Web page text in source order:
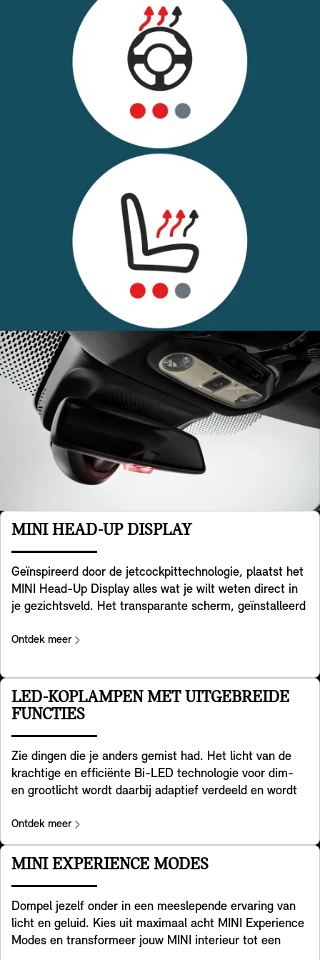
MINI HEAD-UP DISPLAY
Geïnspireerd door de jetcockpittechnologie, plaatst het
MINI Head-Up Display alles wat je wilt weten direct in
je gezichtsveld. Het transparante scherm, geïnstalleerd
rijsnelheid, kaarten, rijhulpfuncties en
een uitstekende beeldkwaliteit, zelfs in helder verlichte
omgevingen. JE kunt de hoogte en helderheid
eenvoudig aanpassen en de weergegeven informatie
kunt genieten van een consistente en holistische
ervaring – en volledig in beeld blijft.
Ontdek meer
LED-KOPLAMPEN MET UITGEBREIDE
FUNCTIES
Zie dingen die je anders gemist had. Het licht van de
krachtige en efficiënte Bi-LED technologie voor dim-
en grootlicht wordt daarbij adaptief verdeeld en wordt
overzien – zowel in de stad, op buitenwegen en op de
snelweg als bij slecht weer. In het verlichtingsmenu kies
je uit de drie verschillende lichteffecten voor
voorbehoud van nationale regelgeving.
Ontdek meer
MINI EXPERIENCE MODES
Dompel jezelf onder in een meeslepende ervaring van
licht en geluid. Kies uit maximaal acht MINI Experience
Modes en transformeer jouw MINI interieur tot een